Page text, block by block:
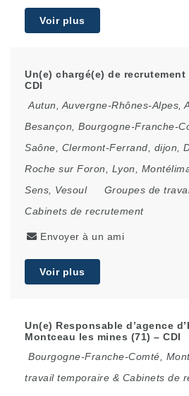
Voir plus
Un(e) chargé(e) de recrutement
CDI
Autun
Auvergne-Rhônes-Alpes
Besançon
Bourgogne-Franche-
Saône
Clermont-Ferrand dijon
Roche sur Foron
Lyon
Sens
Vesoul
Groupes de
Cabinets de recrutement
Envoyer à un ami
Voir plus
Un(e) Responsable d’agence
Montceau les mines (71) – CDI
Bourgogne-Franche-Comté
travail temporaire & Cabinets de